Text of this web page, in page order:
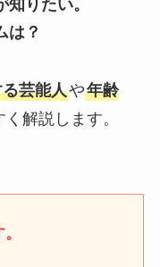
りたい。
は？
芸能人や年齢
解説します。